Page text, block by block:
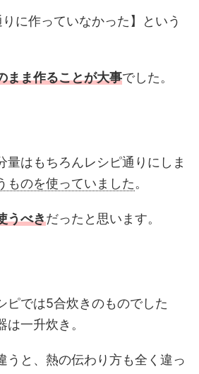
に作っていなかった】という
まま作ることが大事でした。
量はもちろんレシピ通りにしま
ものを使っていました。
うべきだったと思います。
ピでは5合炊きのものでした
一升炊き。
うと、熱の伝わり方も全く違っ